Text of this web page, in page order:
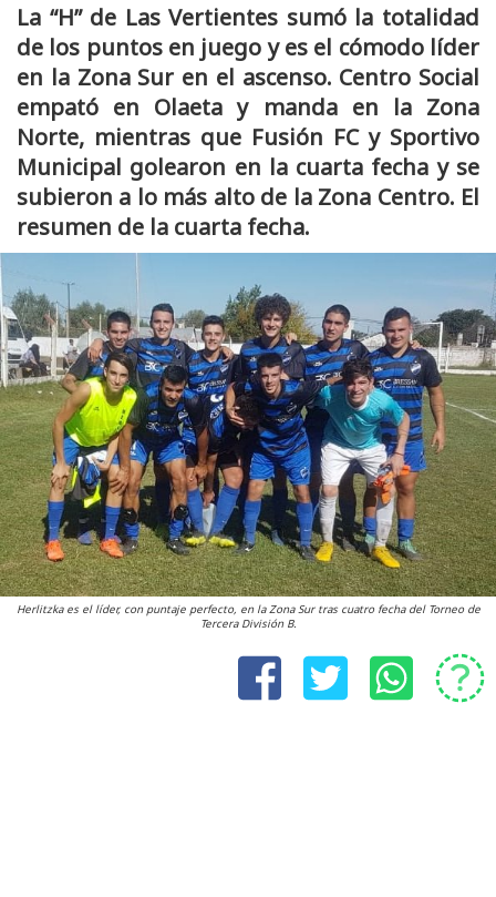
La “H” de Las Vertientes sumó la totalidad
de los puntos en juego y es el cómodo líder
en la Zona Sur en el ascenso. Centro Social
empató en Olaeta y manda en la Zona
Norte, mientras que Fusión FC y Sportivo
Municipal golearon en la cuarta fecha y se
subieron a lo más alto de la Zona Centro. El
resumen de la cuarta fecha.
Herlitzka es el líder, con puntaje perfecto, en la Zona Sur tras cuatro fecha del Torneo de
Tercera División B.